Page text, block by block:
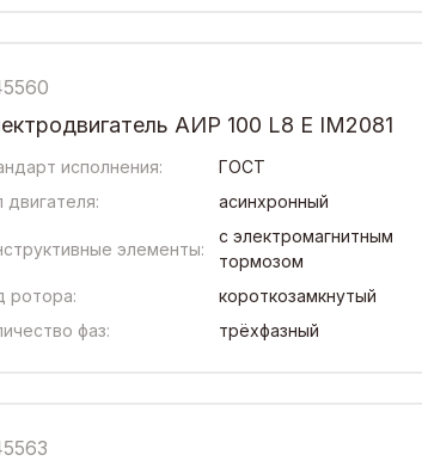
АИР 100 L8 Е IM2081
исполнения:
ГОСТ
двигателя:
асинхронный
элементы:
с электромагнитным
тормозом
ротора:
короткозамкнутый
фаз:
трёхфазный